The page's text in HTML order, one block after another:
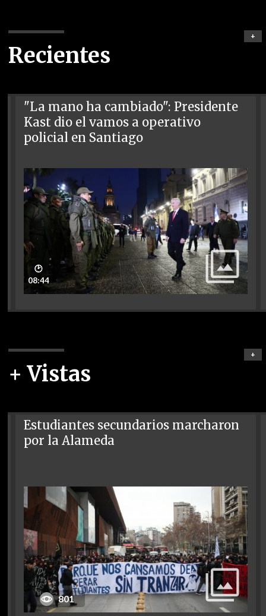
Recientes
+
"La mano ha cambiado": Presidente
Kast dio el vamos a operativo
policial en Santiago
🕑
08:44
+ Vistas
+
Estudiantes secundarios marcharon
por la Alameda
801